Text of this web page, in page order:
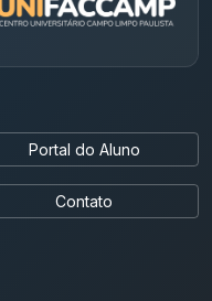
Portal do Aluno
Contato